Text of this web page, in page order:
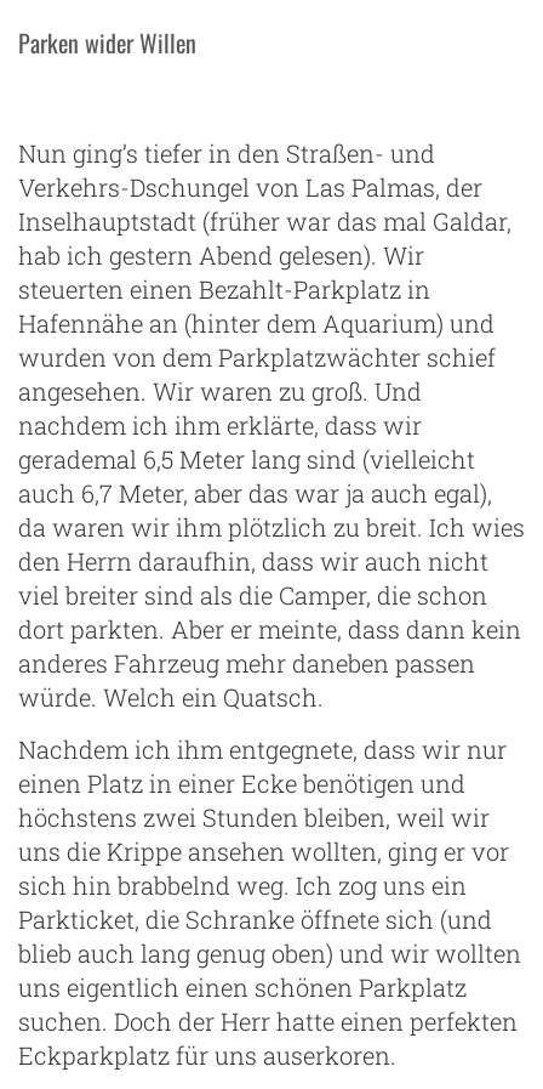
Parken wider Willen
Nun ging’s tiefer in den Straßen- und
Verkehrs-Dschungel von Las Palmas, der
Inselhauptstadt (früher war das mal Galdar,
hab ich gestern Abend gelesen). Wir
steuerten einen Bezahlt-Parkplatz in
Hafennähe an (hinter dem Aquarium) und
wurden von dem Parkplatzwächter schief
angesehen. Wir waren zu groß. Und
nachdem ich ihm erklärte, dass wir
gerademal 6,5 Meter lang sind (vielleicht
auch 6,7 Meter, aber das war ja auch egal),
da waren wir ihm plötzlich zu breit. Ich wies
den Herrn daraufhin, dass wir auch nicht
viel breiter sind als die Camper, die schon
dort parkten. Aber er meinte, dass dann kein
anderes Fahrzeug mehr daneben passen
würde. Welch ein Quatsch.
Nachdem ich ihm entgegnete, dass wir nur
einen Platz in einer Ecke benötigen und
höchstens zwei Stunden bleiben, weil wir
uns die Krippe ansehen wollten, ging er vor
sich hin brabbelnd weg. Ich zog uns ein
Parkticket, die Schranke öffnete sich (und
blieb auch lang genug oben) und wir wollten
uns eigentlich einen schönen Parkplatz
suchen. Doch der Herr hatte einen perfekten
Eckparkplatz für uns auserkoren.